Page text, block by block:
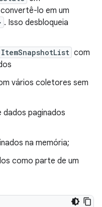
lo em um
. Isso desbloqueia
ItemSnapshotList com
vários coletores sem
dados paginados
na memória;
como parte de um